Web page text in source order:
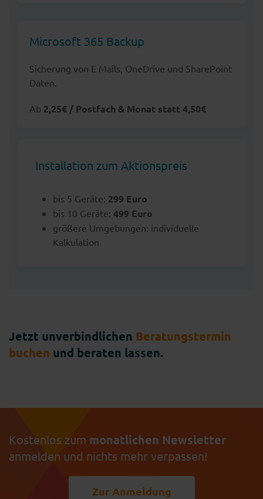
Microsoft 365 Backup
Sicherung von E Mails, OneDrive und SharePoint
Daten.
Ab 2,25€ / Postfach & Monat statt 4,50€
Installation zum Aktionspreis
bis 5 Geräte: 299 Euro
bis 10 Geräte: 499 Euro
größere Umgebungen: individuelle
Kalkulation
Jetzt unverbindlichen Beratungstermin
buchen und beraten lassen.
Kostenlos zum monatlichen Newsletter
anmelden und nichts mehr verpassen!
Zur Anmeldung